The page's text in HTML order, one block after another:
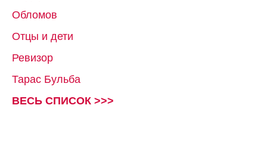
Обломов
Отцы и дети
Ревизор
Тарас Бульба
ВЕСЬ СПИСОК >>>